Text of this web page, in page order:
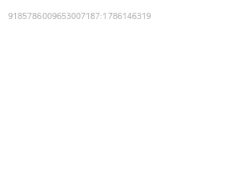
9185786009653007187:1786146319